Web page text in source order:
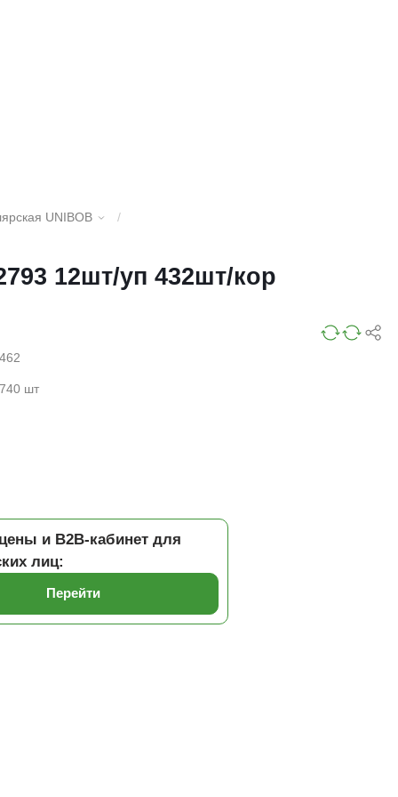
UNIBOB
/
12шт/уп 432шт/кор
шт
и B2B-кабинет для
лиц:
Перейти